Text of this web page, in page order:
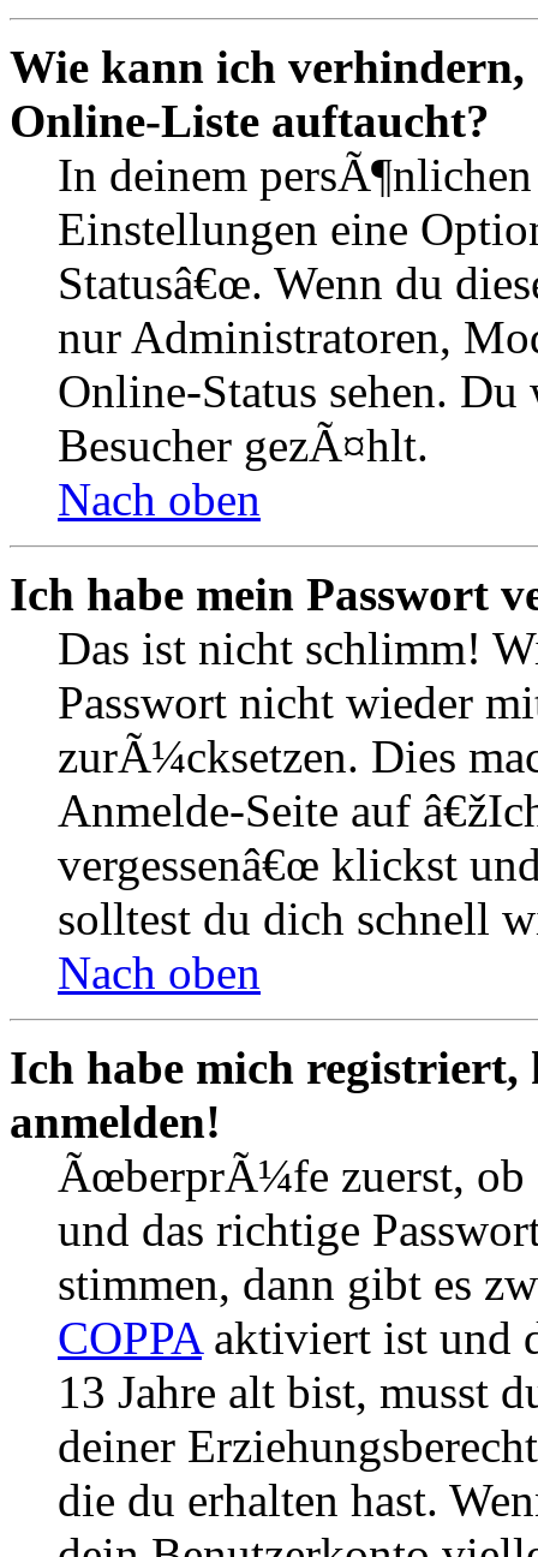
Wie kann ich verhindern,
Online-Liste auftaucht?
In deinem
Einstellungen eine
Statusâ€œ. Wenn du
nur Administratoren,
Online-Status sehen.
Besucher gezÃ¤hlt.
Nach oben
Ich habe mein Passwort
Das ist nicht schlimm!
Passwort nicht wieder
zurÃ¼cksetzen. Dies
Anmelde-Seite auf
vergessenâ€œ klickst
solltest du dich schnell
Nach oben
Ich habe mich
anmelden!
ÃœberprÃ¼fe zuerst, ob
und das richtige
stimmen, dann gibt es
COPPAaktiviert ist und
13 Jahre alt bist, musst
deiner
die du erhalten hast.